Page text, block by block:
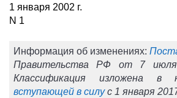
1 января 2002 г.
N 1
Информация об изменениях:
Правительства РФ от 7
Классификация изложена в
вступающей в силус 1 января